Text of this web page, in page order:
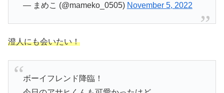
— まめこ (@mameko_0505) November 5, 2022
澄人にも会いたい！
ボーイフレンド降臨！